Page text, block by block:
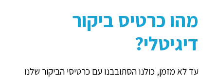
מהו כרטיס ביקור
דיגיטלי?
עד לא מזמן, כולנו הסתובבנו עם כרטיסי הביקור שלנו